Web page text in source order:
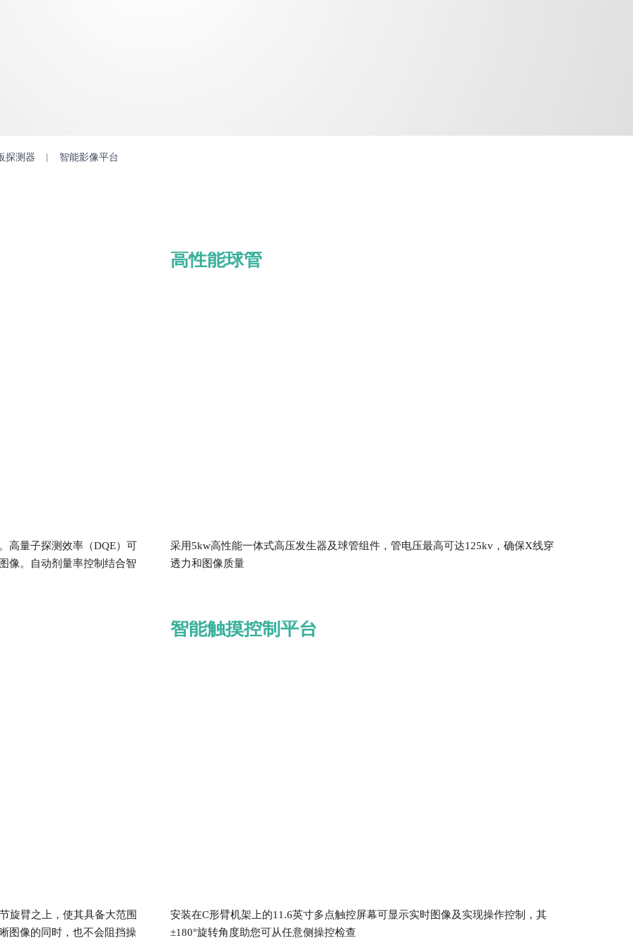
探测器 智能影像平台
高量子探测效率（DQE）可
像。自动剂量率控制结合智
高性能球管
采用5kw高性能一体式高压发生器及球管组件，管电压最高可达125kv，确保X线穿
透力和图像质量
旋臂之上，使其具备大范围
图像的同时，也不会阻挡操
智能触摸控制平台
安装在C形臂机架上的11.6英寸多点触控屏幕可显示实时图像及实现操作控制，其
±180°旋转角度助您可从任意侧操控检查